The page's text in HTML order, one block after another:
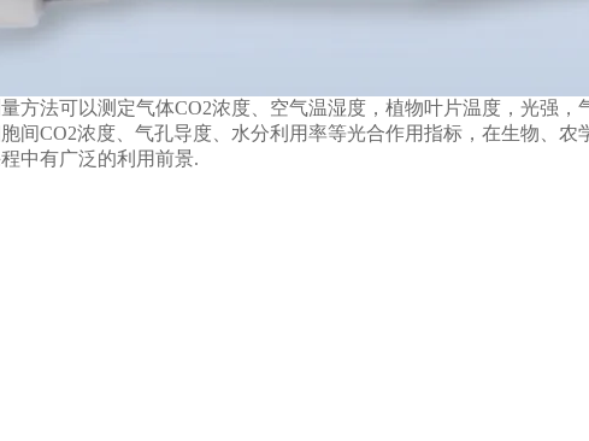
方法可以测定气体CO2浓度、空气温湿度，植物叶片温度，光强，
间CO2浓度、气孔导度、水分利用率等光合作用指标，在生物、农
中有广泛的利用前景.